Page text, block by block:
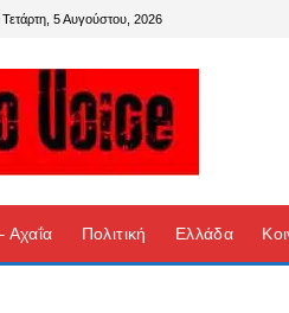
Τετάρτη, 5 Αυγούστου, 2026
Αχαΐα Πολιτική Ελλάδα